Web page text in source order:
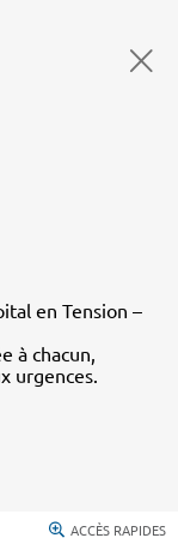
en Tension –
à chacun,
urgences.
ACCÈS RAPIDES